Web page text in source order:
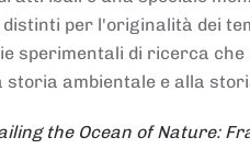
per l'originalità dei
sperimentali di ricerca
storia ambientale e alla
the Ocean of Nature: